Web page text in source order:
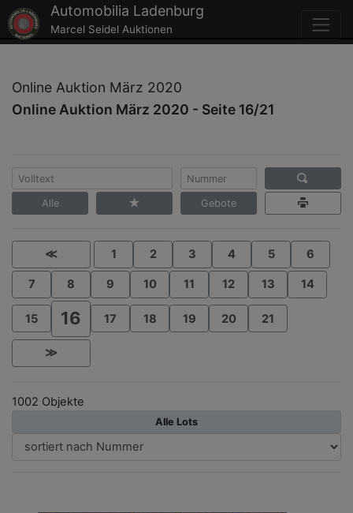
Automobilia Ladenburg
Marcel Seidel Auktionen
Online Auktion März 2020
Online Auktion März 2020 - Seite 16/21
Alle Gebote
≪ 1 2 3 4 5 6
7 8 9 10 11 12 13 14
15 16 17 18 19 20 21
≫
1002 Objekte
Alle Lots